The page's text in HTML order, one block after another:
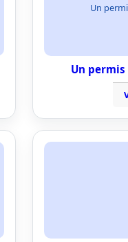
Un
Un